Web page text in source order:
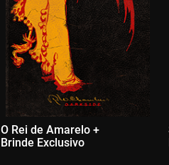
O Rei de Amarelo +
Brinde Exclusivo